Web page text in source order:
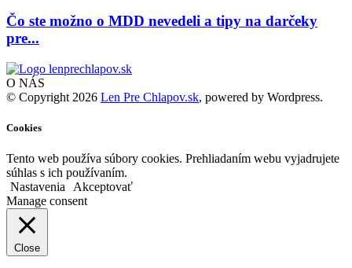
Čo ste možno o MDD nevedeli a tipy na darčeky
pre...
O NÁS
© Copyright 2026 Len Pre Chlapov.sk, powered by Wordpress.
Cookies
Tento web používa súbory cookies. Prehliadaním webu vyjadrujete
súhlas s ich používaním.
Nastavenia
Akceptovať
Manage consent
Close